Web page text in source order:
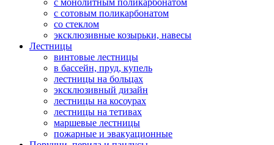
с сотовым поликарбонатом
со стеклом
эксклюзивные козырьки, навесы
Лестницы
винтовые лестницы
в бассейн, пруд, купель
лестницы на больцах
эксклюзивный дизайн
лестницы на косоурах
лестницы на тетивах
маршевые лестницы
пожарные и эвакуационные